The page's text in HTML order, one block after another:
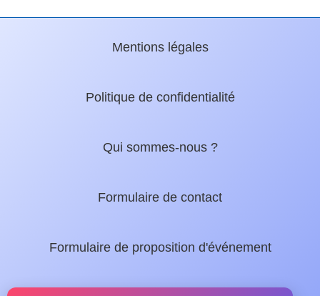
Mentions légales
Politique de confidentialité
Qui sommes-nous ?
Formulaire de contact
Formulaire de proposition d'événement